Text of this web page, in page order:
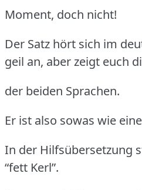
Moment, doch nicht!
Der Satz hört sich im
geil an, aber zeigt euch
der beiden Sprachen.
Er ist also sowas wie
In der Hilfsübersetzung
“fett Kerl”.